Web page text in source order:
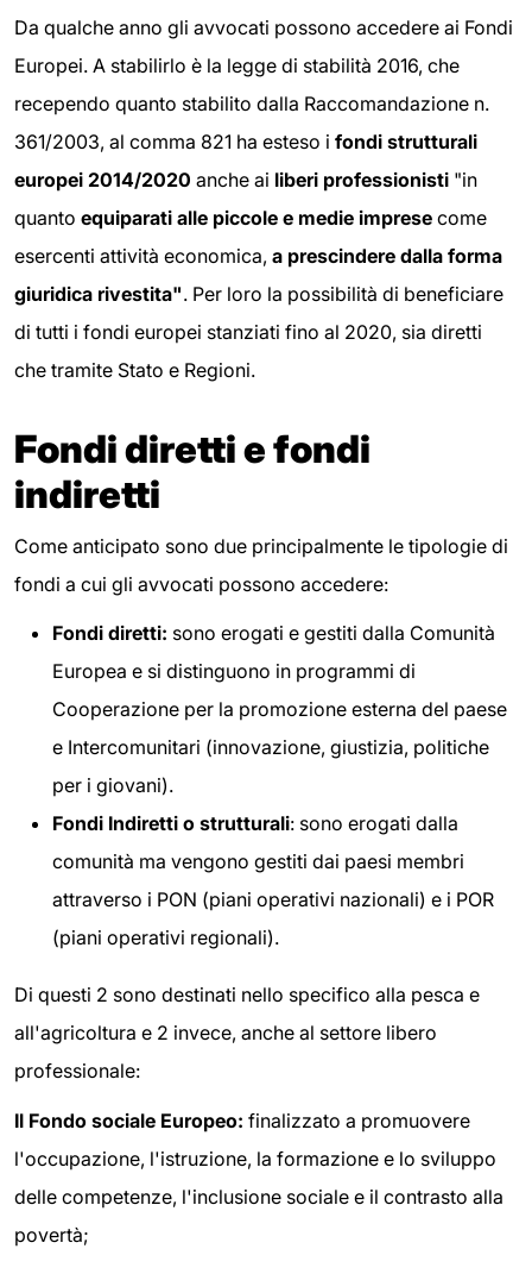
Da qualche anno gli avvocati possono accedere ai Fondi
Europei. A stabilirlo è la legge di stabilità 2016, che
recependo quanto stabilito dalla Raccomandazione n.
361/2003, al comma 821 ha esteso i fondi strutturali
europei 2014/2020 anche ai liberi professionisti "in
quanto equiparati alle piccole e medie imprese come
esercenti attività economica, a prescindere dalla forma
giuridica rivestita". Per loro la possibilità di beneficiare
di tutti i fondi europei stanziati fino al 2020, sia diretti
che tramite Stato e Regioni.
Fondi diretti e fondi
indiretti
Come anticipato sono due principalmente le tipologie di
fondi a cui gli avvocati possono accedere:
Fondi diretti: sono erogati e gestiti dalla Comunità
Europea e si distinguono in programmi di
Cooperazione per la promozione esterna del paese
e Intercomunitari (innovazione, giustizia, politiche
per i giovani).
Fondi Indiretti o strutturali: sono erogati dalla
comunità ma vengono gestiti dai paesi membri
attraverso i PON (piani operativi nazionali) e i POR
(piani operativi regionali).
Di questi 2 sono destinati nello specifico alla pesca e
all'agricoltura e 2 invece, anche al settore libero
professionale:
Il Fondo sociale Europeo: finalizzato a promuovere
l'occupazione, l'istruzione, la formazione e lo sviluppo
delle competenze, l'inclusione sociale e il contrasto alla
povertà;